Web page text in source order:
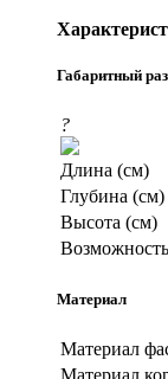
Габаритный
?
Длина (см)
Глубина (см)
Высота (см)
Материал
Материал
Материал